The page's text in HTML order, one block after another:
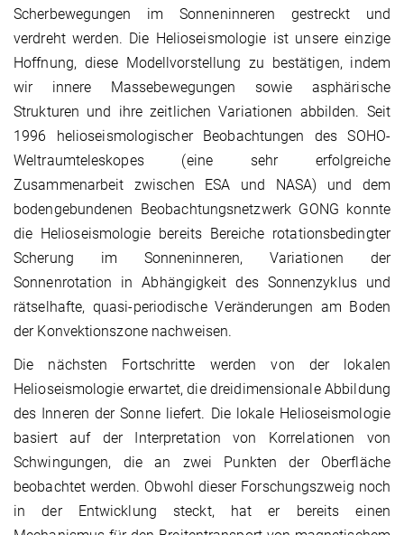
Scherbewegungen im Sonneninneren gestreckt und
verdreht werden. Die Helioseismologie ist unsere einzige
Hoffnung, diese Modellvorstellung zu bestätigen, indem
wir innere Massebewegungen sowie asphärische
Strukturen und ihre zeitlichen Variationen abbilden. Seit
1996 helioseismologischer Beobachtungen des SOHO-
Weltraumteleskopes (eine sehr erfolgreiche
Zusammenarbeit zwischen ESA und NASA) und dem
bodengebundenen Beobachtungsnetzwerk GONG konnte
die Helioseismologie bereits Bereiche rotationsbedingter
Scherung im Sonneninneren, Variationen der
Sonnenrotation in Abhängigkeit des Sonnenzyklus und
rätselhafte, quasi-periodische Veränderungen am Boden
der Konvektionszone nachweisen.
Die nächsten Fortschritte werden von der lokalen
Helioseismologie erwartet, die dreidimensionale Abbildung
des Inneren der Sonne liefert. Die lokale Helioseismologie
basiert auf der Interpretation von Korrelationen von
Schwingungen, die an zwei Punkten der Oberfläche
beobachtet werden. Obwohl dieser Forschungszweig noch
in der Entwicklung steckt, hat er bereits einen